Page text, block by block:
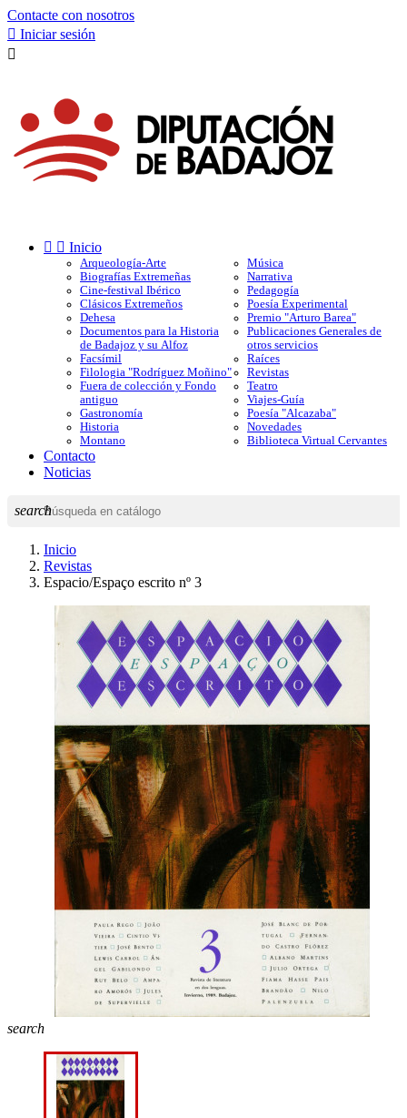
Contacte con nosotros
 Iniciar sesión

  Inicio
Arqueología-Arte
Biografías Extremeñas
Cine-festival Ibérico
Clásicos Extremeños
Dehesa
Documentos para la Historia
de Badajoz y su Alfoz
Facsímil
Filologia "Rodríguez Moñino"
Fuera de colección y Fondo
antiguo
Gastronomía
Historia
Montano
Música
Narrativa
Pedagogía
Poesía Experimental
Premio "Arturo Barea"
Publicaciones Generales de
otros servicios
Raíces
Revistas
Teatro
Viajes-Guía
Poesía "Alcazaba"
Novedades
Biblioteca Virtual Cervantes
Contacto
Noticias
search
Inicio
Revistas
Espacio/Espaço escrito nº 3
search